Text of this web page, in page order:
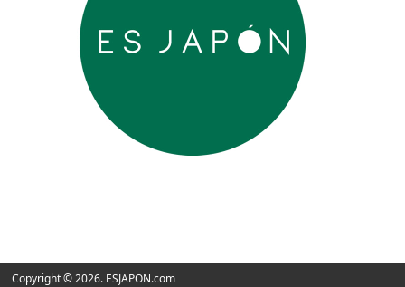
Copyright © 2026. ESJAPON.com